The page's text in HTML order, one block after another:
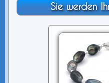
Sie werden